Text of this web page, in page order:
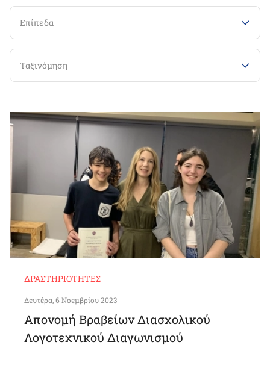
Επίπεδα
Ταξινόμηση
ΔΡΑΣΤΗΡΙΌΤΗΤΕΣ
Δευτέρα, 6 Νοεμβρίου 2023
Απονομή Βραβείων Διασχολικού
Λογοτεχνικού Διαγωνισμού